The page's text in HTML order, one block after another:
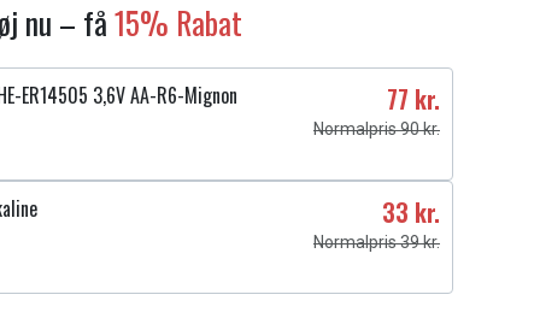
nu – få15% Rabat
ER14505 3,6V AA-R6-Mignon 77 kr.
Normalpris 90 kr.
33 kr.
Normalpris 39 kr.